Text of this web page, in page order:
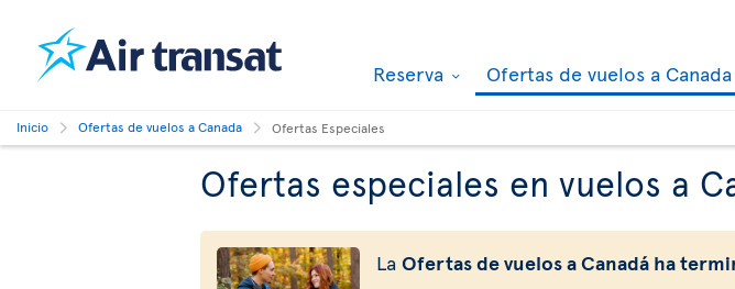
Reserva Ofertas de vuelos a Canada
Inicio Ofertas de vuelos a Canada Ofertas Especiales
Ofertas especiales en vuelos a
La Ofertas de vuelos a Canadá ha